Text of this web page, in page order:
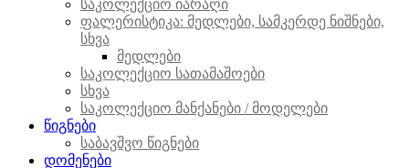
საკოლექციო იარაღი
ფალერისტიკა: მედლები, სამკერდე ნიშნები,
სხვა
მედლები
საკოლექციო სათამაშოები
სხვა
საკოლექციო მანქანები / მოდელები
წიგნები
საბავშვო წიგნები
დომენები